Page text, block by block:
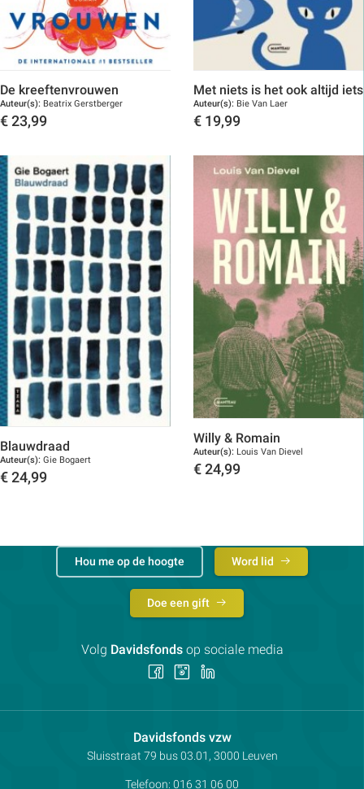
De kreeftenvrouwen
Auteur(s): Beatrix Gerstberger
€ 23,99
Met niets is het ook altijd iets
Auteur(s): Bie Van Laer
€ 19,99
Blauwdraad
Auteur(s): Gie Bogaert
€ 24,99
Willy & Romain
Auteur(s): Louis Van Dievel
€ 24,99
Davidsfonds vzwContactpersoon:
Adres:
Sluisstraat 79 bus 03.01, 3000 Leuven
Telefoon: 016 31 06 00
Hou me op de hoogte Word lid
Doe een gift
Volg Davidsfondsop sociale media
Volg Volg